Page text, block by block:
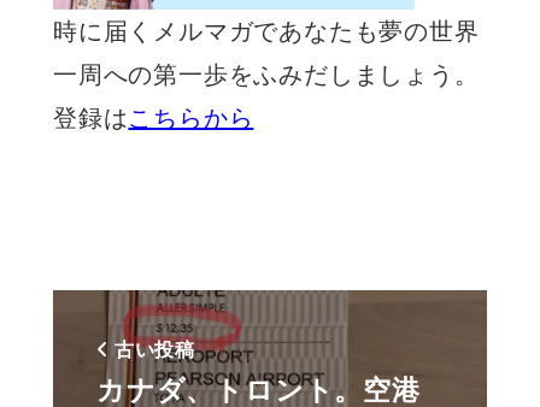
時に届くメルマガであなたも夢の世界
一周への第一歩をふみだしましょう。
登録はこちらから
古い投稿
カナダ、トロント。空港